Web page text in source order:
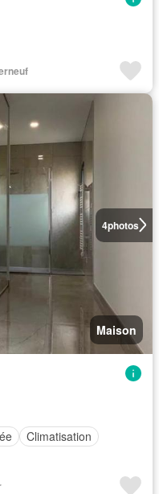
4photos
Maison
Climatisation